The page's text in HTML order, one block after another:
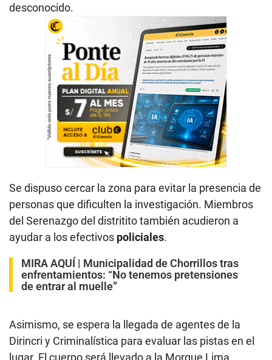
desconocido.
Se dispuso cercar la zona para evitar la presencia de
personas que dificulten la investigación. Miembros
del Serenazgo del distritito también acudieron a
ayudar a los efectivos policiales.
MIRA AQUÍ | Municipalidad de Chorrillos tras
enfrentamientos: “No tenemos pretensiones
de entrar al muelle”
Asimismo, se espera la llegada de agentes de la
Dirincri y Criminalística para evaluar las pistas en el
lugar. El cuerpo será llevado a la Morgue Lima.